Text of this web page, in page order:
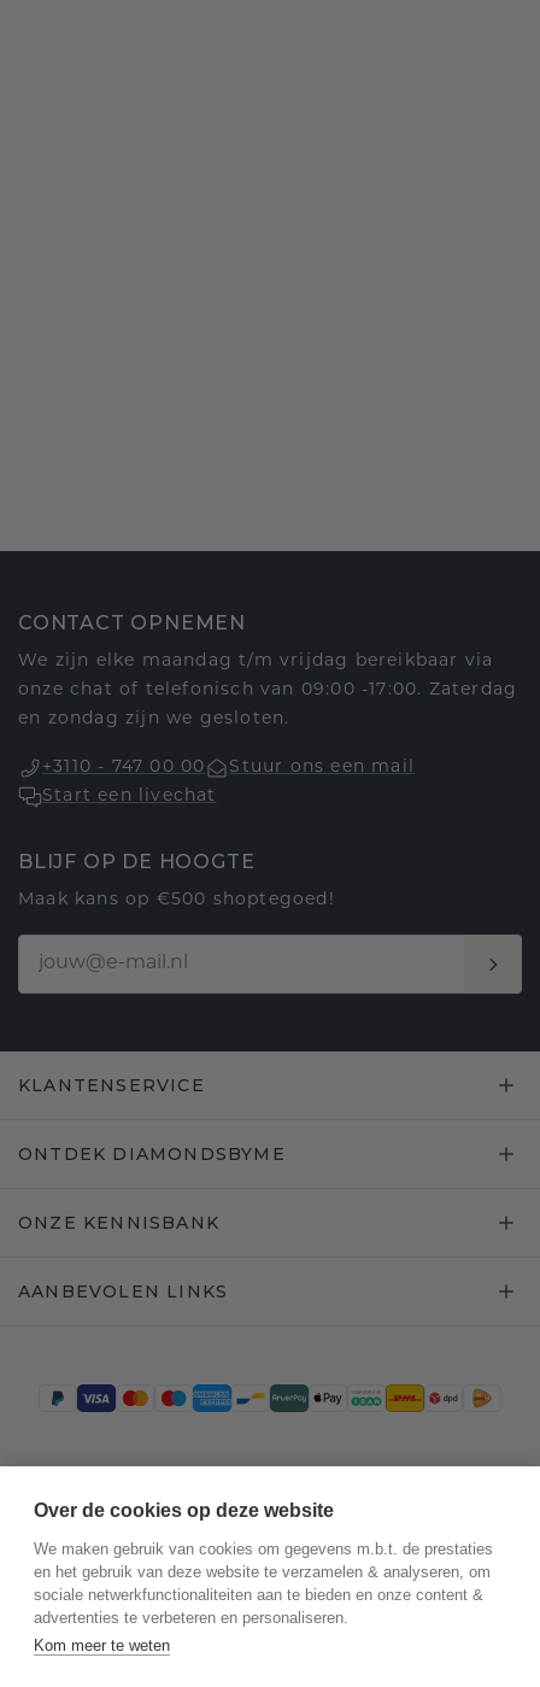
CONTACT OPNEMEN
We zijn elke maandag t/m vrijdag bereikbaar via
onze chat of telefonisch van 09:00 -17:00. Zaterdag
en zondag zijn we gesloten.
+3110 - 747 00 00
Stuur ons een mail
Start een livechat
BLIJF OP DE HOOGTE
Maak kans op €500 shoptegoed!
KLANTENSERVICE
ONTDEK DIAMONDSBYME
ONZE KENNISBANK
AANBEVOLEN LINKS
Over de cookies op deze website
We maken gebruik van cookies om gegevens m.b.t. de prestaties
en het gebruik van deze website te verzamelen & analyseren, om
sociale netwerkfunctionaliteiten aan te bieden en onze content &
advertenties te verbeteren en personaliseren.
Kom meer te weten